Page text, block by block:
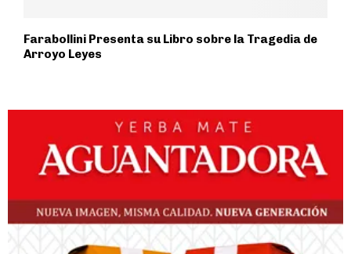
Farabollini Presenta su Libro sobre la Tragedia de
Arroyo Leyes